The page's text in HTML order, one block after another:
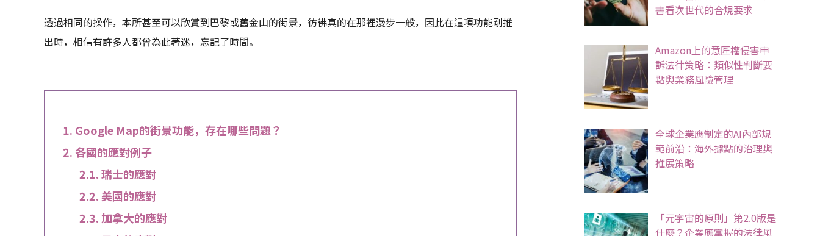
透過相同的操作，本所甚至可以欣賞到巴黎或舊金山的街景，彷彿真的在那裡漫步一般，因此在這項功能剛推
出時，相信有許多人都曾為此著迷，忘記了時間。
Google Map的街景功能，存在哪些問題？
各國的應對例子
瑞士的應對
美國的應對
加拿大的應對
書看次世代的合規要求
Amazon上的意匠權侵害申
訴法律策略：類似性判斷要
點與業務風險管理
全球企業應制定的AI內部規
範前沿：海外據點的治理與
推展策略
「元宇宙的原則」第2.0版是
什麼？企業應掌握的法律風